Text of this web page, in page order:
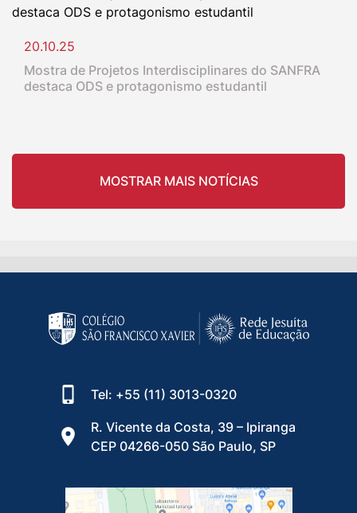
20.10.25
Mostra de Projetos Interdisciplinares do SANFRA
destaca ODS e protagonismo estudantil
MOSTRAR MAIS NOTÍCIAS
Tel: +55 (11) 3013-0320
R. Vicente da Costa, 39 – Ipiranga
CEP 04266-050 São Paulo, SP